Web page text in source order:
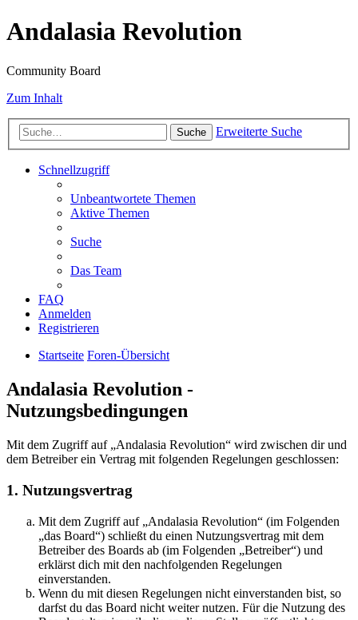
Andalasia Revolution
Community Board
Zum Inhalt
Suche Erweiterte Suche
Schnellzugriff
Unbeantwortete Themen
Aktive Themen
Suche
Das Team
FAQ
Anmelden
Registrieren
Startseite Foren-Übersicht
Andalasia Revolution -
Nutzungsbedingungen
Mit dem Zugriff auf „Andalasia Revolution“ wird zwischen dir und
dem Betreiber ein Vertrag mit folgenden Regelungen geschlossen:
1. Nutzungsvertrag
Mit dem Zugriff auf „Andalasia Revolution“ (im Folgenden
„das Board“) schließt du einen Nutzungsvertrag mit dem
Betreiber des Boards ab (im Folgenden „Betreiber“) und
erklärst dich mit den nachfolgenden Regelungen
einverstanden.
Wenn du mit diesen Regelungen nicht einverstanden bist, so
darfst du das Board nicht weiter nutzen. Für die Nutzung des